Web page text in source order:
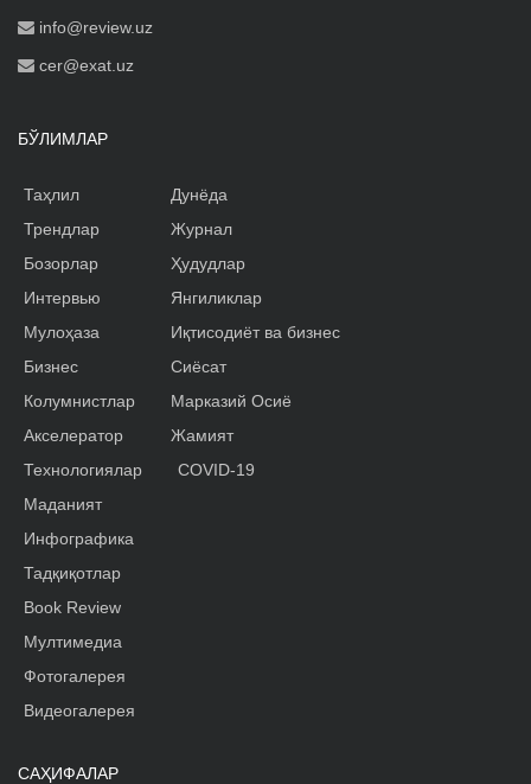
info@review.uz
cer@exat.uz
БЎЛИМЛАР
Таҳлил
Трендлар
Бозорлар
Интервью
Мулоҳаза
Бизнес
Колумнистлар
Акселератор
Дунёда
Журнал
Ҳудудлар
Янгиликлар
Иқтисодиёт ва бизнес
Сиёсат
Марказий Осиё
Жамият
Технологиялар
Маданият
Инфографика
Тадқиқотлар
Book Review
Мултимедиа
Фотогалерея
Видеогалерея
COVID-19
САҲИФАЛАР